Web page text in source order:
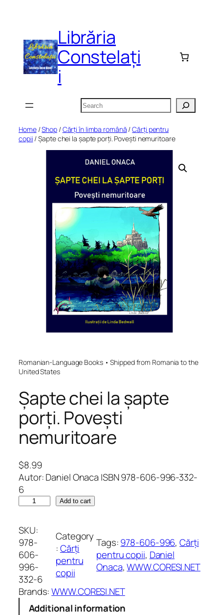
Librăria
Constelați
i
Search
Home/Shop/Cărți în limba română /Cărți pentru
copii / Șapte chei la șapte porți. Povești nemuritoare
Romanian-Language Books • Shipped from Romania to the
United States
Șapte chei la șapte
porți. Povești
nemuritoare
$8.99
Autor: Daniel Onaca ISBN 978-606-996-332-
6
p
t
e
c
h
e
i
Add to cart
SKU:
978-
606-
996-
332-6
Category
:Cărți
pentru
copii
Tags:978-606-996, Cărți
pentru copii, Daniel
Onaca, WWW.CORESI.NET
Brands:WWW.CORESI.NET
Additional information